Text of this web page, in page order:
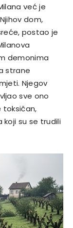
već je
dom,
postao je
demonima
strane
Njegov
sve ono
koji su se trudili